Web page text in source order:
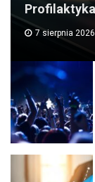
7 sierpnia 2026